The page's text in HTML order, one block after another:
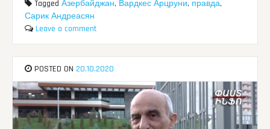
TaggedАзербайджан, Вардкес Арцруни, правда,
Сарик Андреасян
Leave a comment
POSTED ON 20.10.2020